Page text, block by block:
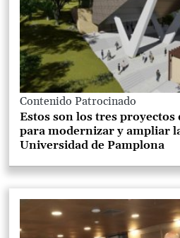
Contenido Patrocinado
Estos son los tres
para modernizar y ampliar
Universidad de Pamplona